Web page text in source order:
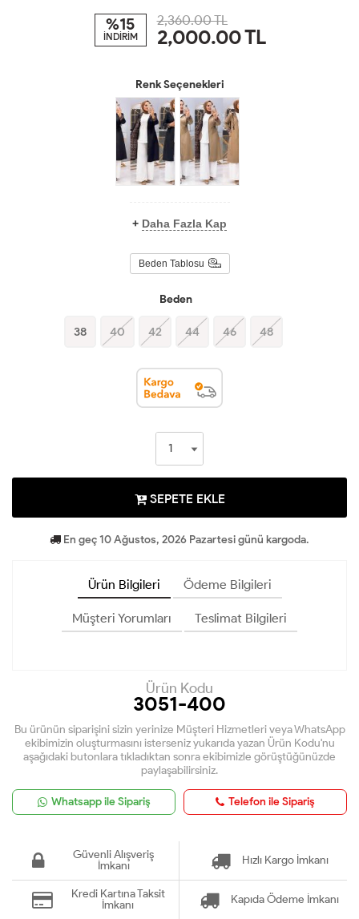
%15
İNDİRİM
2,360.00 TL
2,000.00TL
Renk Seçenekleri
+ Daha Fazla Kap
Beden Tablosu
Beden
38 40 42 44 46 48
SEPETE EKLE
En geç 10 Ağustos, 2026 Pazartesi günü kargoda.
Ürün Bilgileri Ödeme Bilgileri
Müşteri Yorumları Teslimat Bilgileri
Ürün Kodu
3051-400
Bu ürünün siparişini sizin yerinize Müşteri Hizmetleri veya WhatsApp
ekibimizin oluşturmasını isterseniz yukarıda yazan Ürün Kodu'nu
aşağıdaki butonlara tıkladıktan sonra ekibimizle görüştüğünüzde
paylaşabilirsiniz.
Whatsapp ile Sipariş Telefon ile Sipariş
Güvenli Alışveriş
İmkanı
Hızlı Kargo İmkanı
Kredi Kartına Taksit
İmkanı
Kapıda Ödeme İmkanı